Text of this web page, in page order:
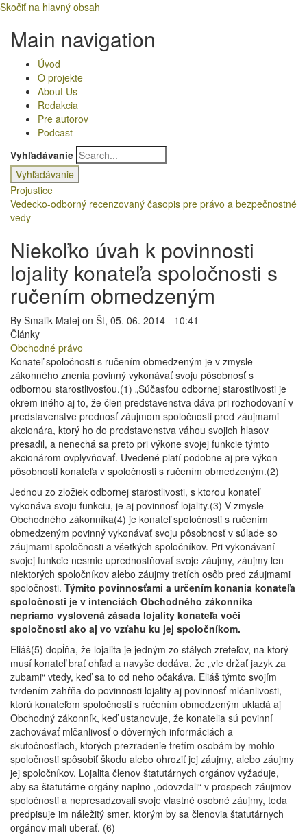
Skočiť na hlavný obsah
Main navigation
Úvod
O projekte
About Us
Redakcia
Pre autorov
Podcast
Vyhľadávanie
Projustice
Vedecko-odborný recenzovaný časopis pre právo a bezpečnostné
vedy
Niekoľko úvah k povinnosti
lojality konateľa spoločnosti s
ručením obmedzeným
By Smalik Matej on Št, 05. 06. 2014 - 10:41
Články
Obchodné právo
Konateľ spoločnosti s ručením obmedzeným je v zmysle
zákonného znenia povinný vykonávať svoju pôsobnosť s
odbornou starostlivosťou.(1) „Súčasťou odbornej starostlivosti je
okrem iného aj to, že člen predstavenstva dáva pri rozhodovaní v
predstavenstve prednosť záujmom spoločnosti pred záujmami
akcionára, ktorý ho do predstavenstva váhou svojich hlasov
presadil, a nenechá sa preto pri výkone svojej funkcie týmto
akcionárom ovplyvňovať. Uvedené platí podobne aj pre výkon
pôsobnosti konateľa v spoločnosti s ručením obmedzeným.(2)
Jednou zo zložiek odbornej starostlivosti, s ktorou konateľ
vykonáva svoju funkciu, je aj povinnosť lojality.(3) V zmysle
Obchodného zákonníka(4) je konateľ spoločnosti s ručením
obmedzeným povinný vykonávať svoju pôsobnosť v súlade so
záujmami spoločnosti a všetkých spoločníkov. Pri vykonávaní
svojej funkcie nesmie uprednostňovať svoje záujmy, záujmy len
niektorých spoločníkov alebo záujmy tretích osôb pred záujmami
spoločnosti. Týmito povinnosťami a určením konania konateľa
spoločnosti je v intenciách Obchodného zákonníka
nepriamo vyslovená zásada lojality konateľa voči
spoločnosti ako aj vo vzťahu ku jej spoločníkom.
Eliáš(5) dopĺňa, že lojalita je jedným zo stálych zreteľov, na ktorý
musí konateľ brať ohľad a navyše dodáva, že „vie držať jazyk za
zubami“ vtedy, keď sa to od neho očakáva. Eliáš týmto svojím
tvrdením zahŕňa do povinnosti lojality aj povinnosť mlčanlivosti,
ktorú konateľom spoločnosti s ručením obmedzeným ukladá aj
Obchodný zákonník, keď ustanovuje, že konatelia sú povinní
zachovávať mlčanlivosť o dôverných informáciách a
skutočnostiach, ktorých prezradenie tretím osobám by mohlo
spoločnosti spôsobiť škodu alebo ohroziť jej záujmy, alebo záujmy
jej spoločníkov. Lojalita členov štatutárnych orgánov vyžaduje,
aby sa štatutárne orgány naplno „odovzdali“ v prospech záujmov
spoločnosti a nepresadzovali svoje vlastné osobné záujmy, teda
predpisuje im náležitý smer, ktorým by sa členovia štatutárnych
orgánov mali uberať. (6)